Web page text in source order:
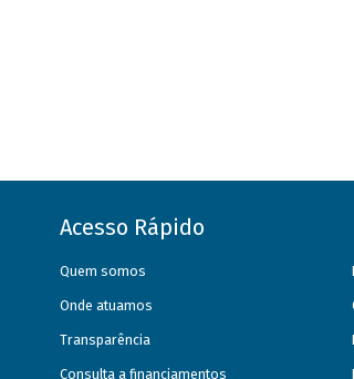
Acesso Rápido
Quem somos
Onde atuamos
Transparência
Consulta a financiamentos